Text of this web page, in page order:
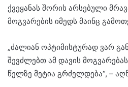
ქვეყანას შორის არსებული
მოგვარების იმედს მაინც
„ძალიან ოპტიმისტურად ვარ
შევძლებთ ამ დავის
წელზე მეტია გრძელდება“, –